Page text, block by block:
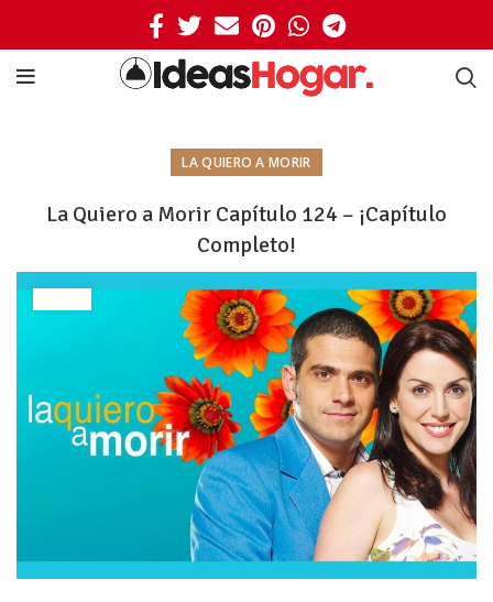
LA QUIERO A MORIR
La Quiero a Morir Capítulo 124 – ¡Capítulo
Completo!